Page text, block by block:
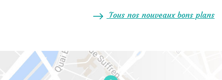
Tous nos nouveaux bons plans